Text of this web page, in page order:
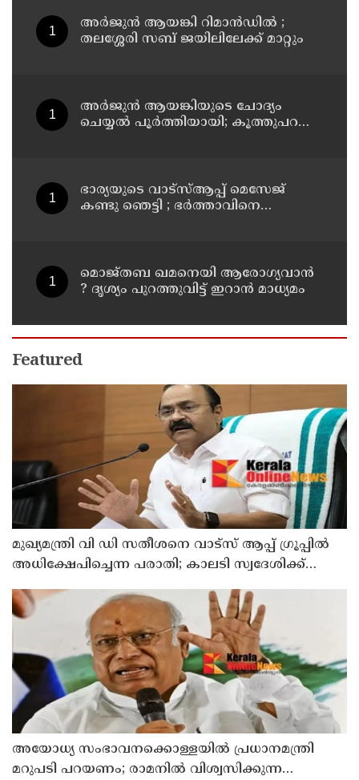
അര്‍ജുന്‍ ആയങ്കി റിമാന്‍ഡില്‍ ;
തലശ്ശേരി സബ് ജയിലിലേക്ക് മാറ്റും
അര്‍ജുന്‍ ആയങ്കിയുടെ ചോദ്യം
ചെയ്യല്‍ പൂര്‍ത്തിയായി; കൂത്തുപറമ്പ്
ഭാര്യയുടെ വാട്സ്ആപ്പ് മെസേജ്
കണ്ടു ഞെട്ടി ; ഭര്‍ത്താവിനെ
യുവതിയും സുഹൃത്തും ഒളിവില്‍
മൊജ്തബ ഖമനെയി ആരോഗ്യവാന്‍
? ദൃശ്യം പുറത്തുവിട്ട് ഇറാന്‍ മാധ്യമം
Featured
മുഖ്യമന്ത്രി വി ഡി സതീശനെ വാട്‌സ് ആപ്പ് ഗ്രൂപ്പില്‍
അധിക്ഷേപിച്ചെന്ന പരാതി; കാലടി സ്വദേശിക്ക്
അയോധ്യ സംഭാവനക്കൊള്ളയില്‍ പ്രധാനമന്ത്രി
മറുപടി പറയണം; രാമനില്‍ വിശ്വസിക്കുന്ന